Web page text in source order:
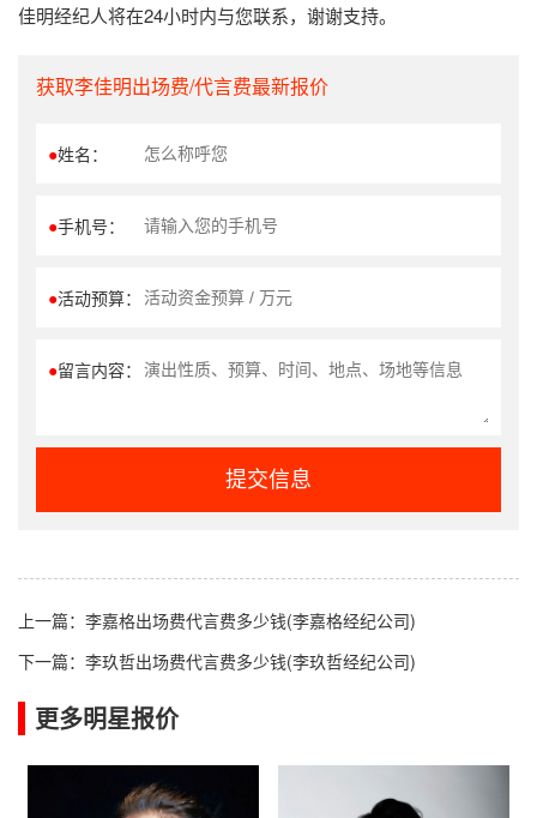
佳明经纪人将在24小时内与您联系，谢谢支持。
获取李佳明出场费/代言费最新报价
●姓名：
●手机号：
●活动预算：
●留言内容：
提交信息
上一篇： 李嘉格出场费代言费多少钱(李嘉格经纪公司)
下一篇： 李玖哲出场费代言费多少钱(李玖哲经纪公司)
更多明星报价